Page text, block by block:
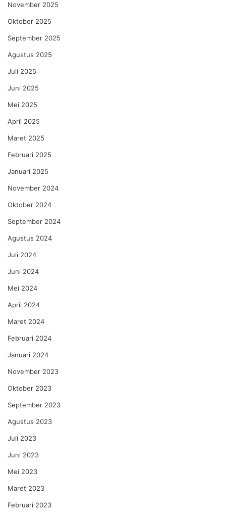
November 2025
Oktober 2025
September 2025
Agustus 2025
Juli 2025
Juni 2025
Mei 2025
April 2025
Maret 2025
Februari 2025
Januari 2025
November 2024
Oktober 2024
September 2024
Agustus 2024
Juli 2024
Juni 2024
Mei 2024
April 2024
Maret 2024
Februari 2024
Januari 2024
November 2023
Oktober 2023
September 2023
Agustus 2023
Juli 2023
Juni 2023
Mei 2023
Maret 2023
Februari 2023